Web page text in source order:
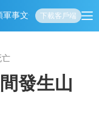
軍事文化 娛樂生活教育體
下載客戶端
亡
發生山